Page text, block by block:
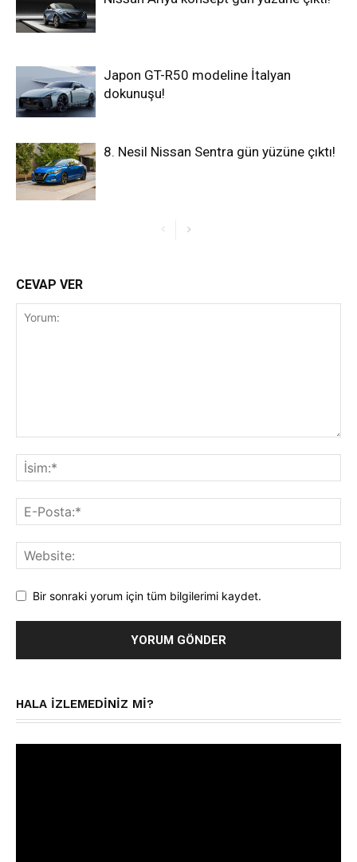
Japon GT-R50 modeline İtalyan
dokunuşu!
8. Nesil Nissan Sentra gün yüzüne çıktı!
CEVAP VER
Bir sonraki yorum için tüm bilgilerimi kaydet.
HALA IZLEMEDINIZ MI?